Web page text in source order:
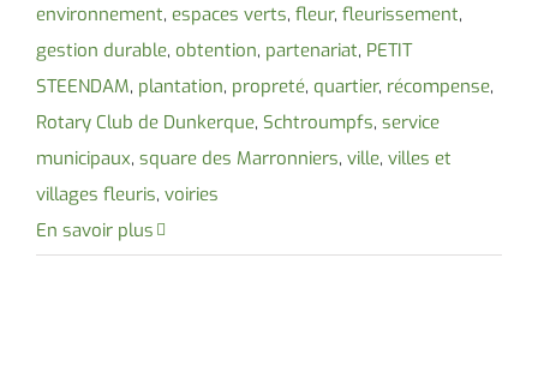
environnement, espaces verts, fleur, fleurissement,
gestion durable, obtention, partenariat, PETIT
STEENDAM, plantation, propreté, quartier, récompense,
Rotary Club de Dunkerque, Schtroumpfs, service
municipaux, square des Marronniers, ville, villes et
villages fleuris, voiries
En savoir plus